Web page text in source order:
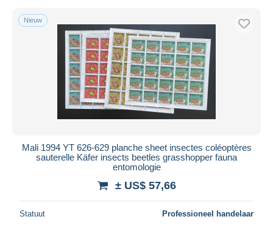
Nieuw
Mali 1994 YT 626-629 planche sheet insectes coléoptères
sauterelle Käfer insects beetles grasshopper fauna
entomologie
± US$ 57,66
Statuut Professioneel handelaar